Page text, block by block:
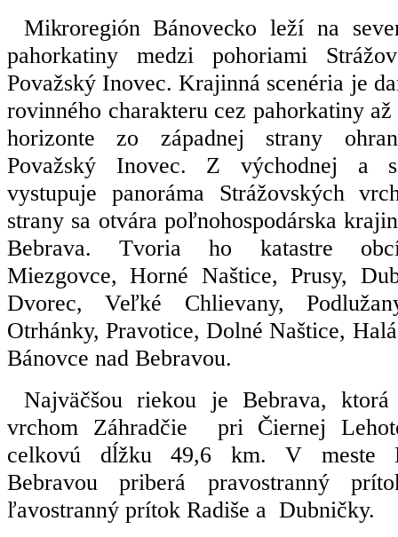
Mikroregión Bánovecko ležína
pahorkatiny medzi pohoriami
Považský Inovec. Krajinná scenéria je
rovinného charakteru cez pahorkatiny
horizonte zo západnej strany
Považský Inovec. Z východnej a
vystupuje panoráma Strážovských
strany sa otvára poľnohospodárska
Bebrava. Tvoria ho katastre
Miezgovce, Horné Naštice, Prusy,
Dvorec, Veľké Chlievany,
Otrhánky, Pravotice, Dolné Naštice,
Bánovce nad Bebravou.
Najväčšou riekou je Bebrava,
vrchom Záhradčie
pri Čiernej
celkovú dĺžku 49,6 km. V meste
Bebravou priberá pravostranný
ľavostranný prítok Radiše a Dubničky.